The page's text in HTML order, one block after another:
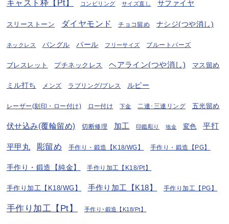
キャスト枠【Pt】 コンビリング サイズ直し サファイヤ
スリーストーン ダイヤモンド チョコ留め ナシジ(つや消し)
ネックレス バングル パール フリーサイズ ブルートパーズ
ブレスレット プチネックレス ヘアライン(つや消し) マス留め
ミル打ち メンズ ラブリング/ブレス ルビー
レーザー(刻印・ロー付け) ロー付け 下金 二連･三連リング 五光留め
伏せ込み(覆輪留め) 切断修理 加工 印鑑彫り 地金 変色 平打
平甲丸 彫留め 手作り・鍛造【K18/WG】 手作り・鍛造【PG】
手作り・鍛造【純金】 手作り加工【K18/Pt】
手作り加工【K18/WG】 手作り加工【K18】 手作り加工【PG】
手作り加工【Pt】 手作り･鍛造【K18/Pt】